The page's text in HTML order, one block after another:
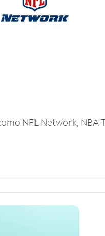
NFL Network, NBA